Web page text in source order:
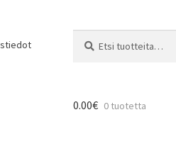
0.00€ 0 tuotetta